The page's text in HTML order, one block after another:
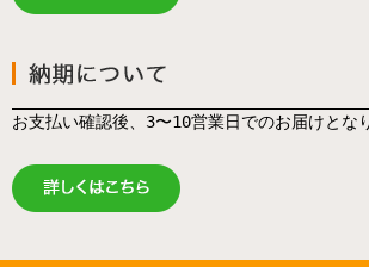
お支払い確認後、3〜10営業日でのお届けとな